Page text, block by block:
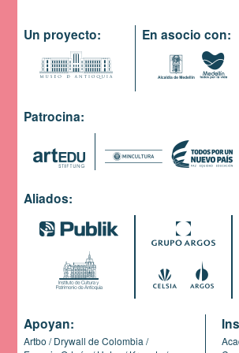
Un proyecto: En asocio con:
Patrocina:
Aliados:
Apoyan:
Artbo
Drywall de Colombia